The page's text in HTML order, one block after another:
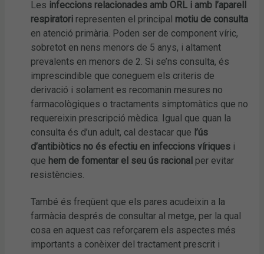
Les infeccions relacionades amb ORL i amb l’aparell
respiratori representen el principal motiu de consulta
en atenció primària. Poden ser de component víric,
sobretot en nens menors de 5 anys, i altament
prevalents en menors de 2. Si se’ns consulta, és
imprescindible que coneguem els criteris de
derivació i solament es recomanin mesures no
farmacològiques o tractaments simptomàtics que no
requereixin prescripció mèdica. Igual que quan la
consulta és d’un adult, cal destacar que l’ús
d’antibiòtics no és efectiu en infeccions víriques i
que hem de fomentar el seu ús racional per evitar
resistències.
També és freqüent que els pares acudeixin a la
farmàcia després de consultar al metge, per la qual
cosa en aquest cas reforçarem els aspectes més
importants a conèixer del tractament prescrit i